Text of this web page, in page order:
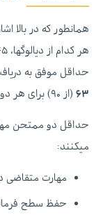
همانطور که در بالا
حداقل موفق به
۶۳ (از ۹۰) برای هر دو دیالوگ شود.
حداقل دو ممتحن
میکنند:
مهارت متقاضی